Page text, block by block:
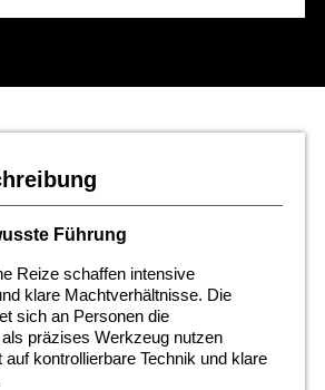
Führung
Reize schaffen intensive
klare Machtverhältnisse. Die
sich an Personen die
präzises Werkzeug nutzen
auf kontrollierbare Technik und klare